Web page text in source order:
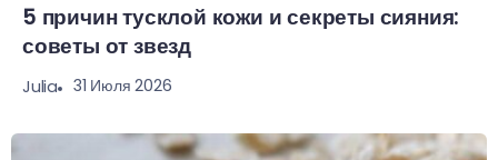
5 причин тусклой кожи и секреты сияния:
советы от звезд
Julia 31 Июля 2026